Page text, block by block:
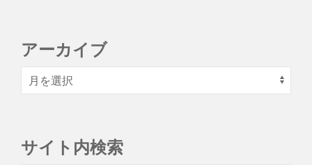
アーカイブ
サイト内検索